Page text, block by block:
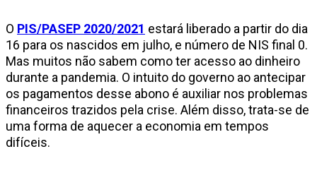
O PIS/PASEP 2020/2021 estará liberado a partir do dia
16 para os nascidos em julho, e número de NIS final 0.
Mas muitos não sabem como ter acesso ao dinheiro
durante a pandemia. O intuito do governo ao antecipar
os pagamentos desse abono é auxiliar nos problemas
financeiros trazidos pela crise. Além disso, trata-se de
uma forma de aquecer a economia em tempos
difíceis.